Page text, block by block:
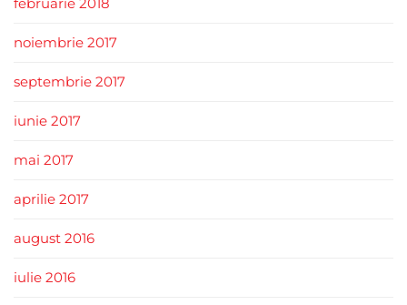
noiembrie 2017
septembrie 2017
iunie 2017
mai 2017
aprilie 2017
august 2016
iulie 2016